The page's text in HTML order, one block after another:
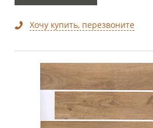
Хочу купить, перезвоните